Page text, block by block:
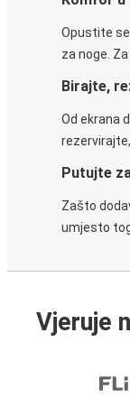
Opustite
za noge.
Birajte,
Od ekrana
Putujte
Zašto
umjesto
Vjeruje